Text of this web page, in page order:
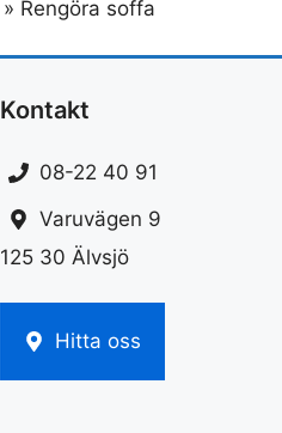
» Rengöra soffa
Kontakt
08-22 40 91
Varuvägen 9
125 30 Älvsjö
Hitta oss